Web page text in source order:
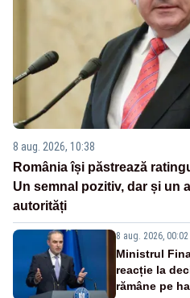
8 aug. 2026, 10:38
România își păstrează
Un semnal pozitiv, dar și un
autorități
8 aug. 2026, 00:02
Ministrul
reacție la
rămâne pe